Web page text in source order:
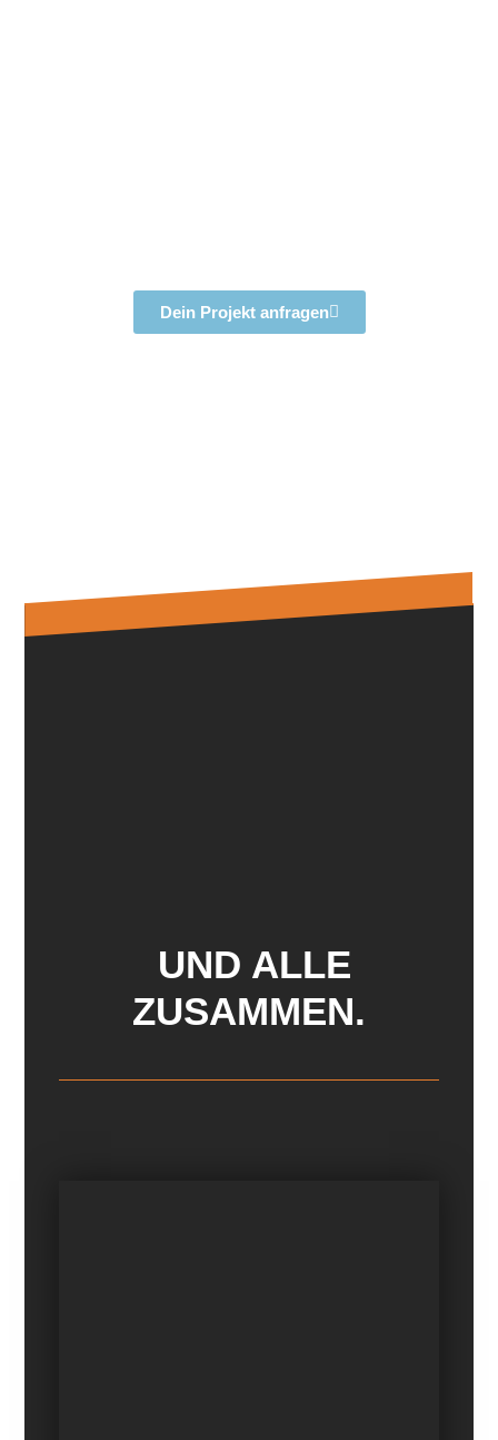
Dein Projekt anfragen
UND ALLE
ZUSAMMEN.